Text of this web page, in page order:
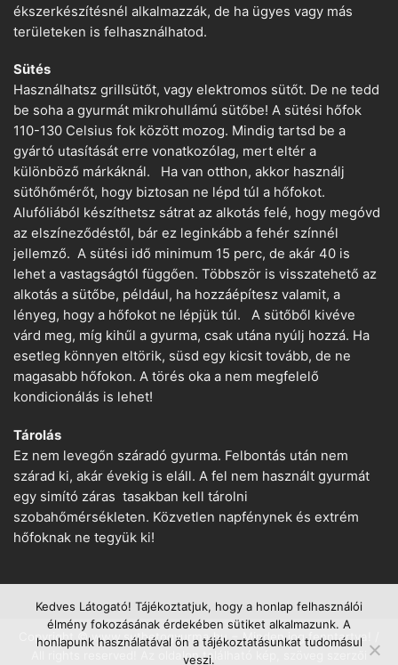
ékszerkészítésnél alkalmazzák, de ha ügyes vagy más
területeken is felhasználhatod.
Sütés
Használhatsz grillsütőt, vagy elektromos sütőt. De ne tedd
be soha a gyurmát mikrohullámú sütőbe! A sütési hőfok
110-130 Celsius fok között mozog. Mindig tartsd be a
gyártó utasítását erre vonatkozólag, mert eltér a
különböző márkáknál. Ha van otthon, akkor használj
sütőhőmérőt, hogy biztosan ne lépd túl a hőfokot.
Alufóliából készíthetsz sátrat az alkotás felé, hogy megóvd
az elszíneződéstől, bár ez leginkább a fehér színnél
jellemző. A sütési idő minimum 15 perc, de akár 40 is
lehet a vastagságtól függően. Többször is visszatehető az
alkotás a sütőbe, például, ha hozzáépítesz valamit, a
lényeg, hogy a hőfokot ne lépjük túl. A sütőből kivéve
várd meg, míg kihűl a gyurma, csak utána nyúlj hozzá. Ha
esetleg könnyen eltörik, süsd egy kicsit tovább, de ne
magasabb hőfokon. A törés oka a nem megfelelő
kondicionálás is lehet!
Tárolás
Ez nem levegőn száradó gyurma. Felbontás után nem
szárad ki, akár évekig is eláll. A fel nem használt gyurmát
egy simító záras tasakban kell tárolni
szobahőmérsékleten. Közvetlen napfénynek és extrém
hőfoknak ne tegyük ki!
Copyright © www.suthetogyurma.hu − Minden jog fenntartva! /
All rights reserved! Az oldalon található kép, szöveg szerzői
Kedves Látogató! Tájékoztatjuk, hogy a honlap felhasználói
élmény fokozásának érdekében sütiket alkalmazunk. A
honlapunk használatával ön a tájékoztatásunkat tudomásul
veszi.